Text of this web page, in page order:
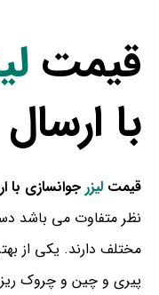
قیمت
با
قیمت لیزر جوانسازی با
نظر متفاوت می باشد
مختلف دارند. یکی از
پیری و چین و چروک